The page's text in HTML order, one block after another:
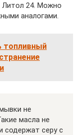
Литол 24. Можно
аналогами.
топливный
не
масла не
содержат серу с